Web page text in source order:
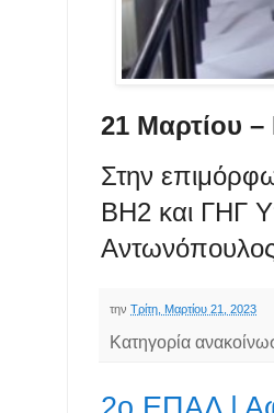
21 Μαρτίου
Στην
ΒΗ2 και ΓΗΓ
την Τρίτη, Μαρτίου 21, 2023
Κατηγορία